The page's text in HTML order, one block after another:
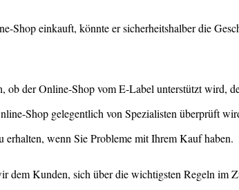
Shop einkauft, könnte er sicherheitshalber die
ob der Online-Shop vom E-Label unterstützt wird,
Shop gelegentlich von Spezialisten überprüft
wenn Sie Probleme mit Ihrem Kauf haben.
dem Kunden, sich über die wichtigsten Regeln im